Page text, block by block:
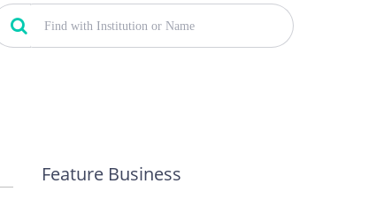
Feature Business